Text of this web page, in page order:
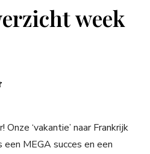
week
‘vakantie’ naar Frankrijk
MEGA succes en een